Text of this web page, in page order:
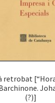
retrobat
(?)]